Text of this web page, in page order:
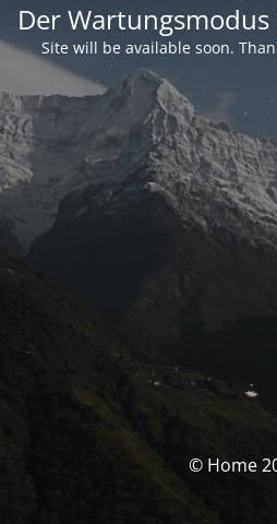
Der
Site will be available soon.
© Home